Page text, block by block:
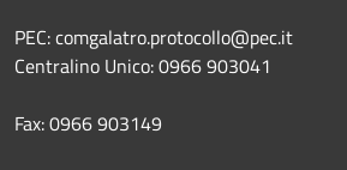
PEC: comgalatro.protocollo@pec.it
Centralino Unico: 0966 903041
Fax: 0966 903149